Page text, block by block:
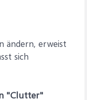
ändern, erweist
sich
"Clutter"